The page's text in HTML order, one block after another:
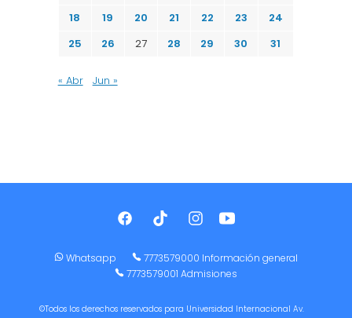
18
19 20 21 22 23
24
25
26 27 28 29 30 31
« Abr Jun »
Whatsapp
7773579000 Información general
7773579001 Admisiones
©Todos los derechos reservados para Universidad Internacional Av.